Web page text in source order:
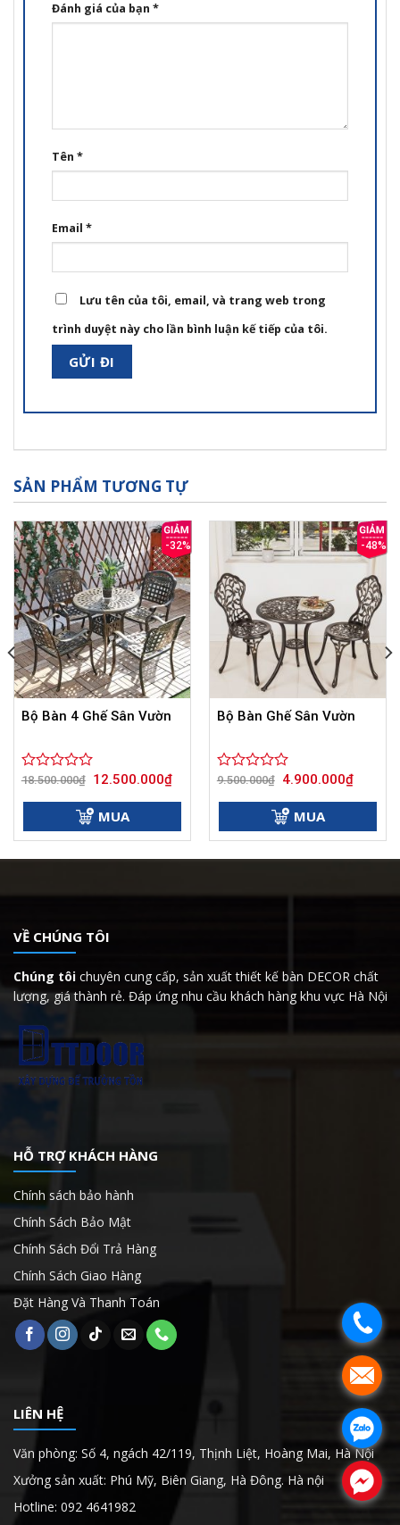
Đánh giá của bạn *
Tên *
Email *
Lưu tên của tôi, email, và trang web trong
trình duyệt này cho lần bình luận kế tiếp của tôi.
SẢN PHẨM TƯƠNG TỰ
-32%
Bộ Bàn 4 Ghế Sân Vườn
Được
5
18.500.000₫ Giá
gốc
là:
18.500.000₫.
12.500.000₫Giá
hiện
tại
MUA
-48%
Bộ Bàn Ghế Sân Vườn
Được
5
9.500.000₫ Giá
gốc
là:
9.500.000₫.
4.900.000₫Giá
hiện
tại
MUA
VỀ CHÚNG TÔI
Chúng tôi chuyên cung cấp, sản xuất thiết kế bàn DECOR chất
lượng, giá thành rẻ. Đáp ứng nhu cầu khách hàng khu vực Hà Nội
HỖ TRỢ KHÁCH HÀNG
Chính sách bảo hành
Chính Sách Bảo Mật
Chính Sách Đổi Trả Hàng
Chính Sách Giao Hàng
Đặt Hàng Và Thanh Toán
LIÊN HỆ
Văn phòng: Số 4, ngách 42/119, Thịnh Liệt, Hoàng Mai, Hà Nội
Xưởng sản xuất: Phú Mỹ, Biên Giang, Hà Đông. Hà nội
Hotline: 092 4641982
.
.
.
.